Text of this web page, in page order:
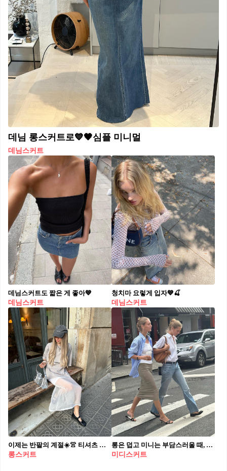
데님 롱스커트로💙🖤심플 미니멀
데님스커트
데님스커트도 짧은 게 좋아💙
데님스커트
청치마 요렇게 입자💙🍒
데님스커트
이제는 반팔의 계절☀️👚 티셔츠 확 살려줄 스커트 코디 비법 전수 받으실래요? 다른 소재의 롱 스커트 코디법 3가지를 참고하여 스타일을 완성하세요. 1. 레이스 스커트와 티셔츠 여성미 가득한 레이스 롱스커트는 단독으로 입기엔 다소 부담스러울 수 있습니다. 이럴 땐 무지티나 그래픽 티셔츠처럼 캐주얼한 상의를 매치해 트렌디하면서 여성스러운 분위기를 연출할 수 있습니다. 2. 새틴 스커트와 티셔츠 광택감이 돋보이는 새틴 스커트는 기본 티셔츠와 매치하여 세련된 오피스 룩을 연출할 수 있습니다. 상하의 모두 화이트로 통일하면 청순하고 깨끗한 이미지를, 블랙은 시크한 분위기를 연출할 수 있습니다. 3. 데님 스커트와 티셔츠 미니멀한 스타일을 좋아한다면 클래식한 아이템인 데님 스커트와 티셔츠를 매치해 누구나 쉽게 시도해 볼 수 있는 청량하고 깔끔한 데일리룩을 완성시킬 수 있습니다. 사진: 2 - 3. Linda Pötzl @lindapoetzl, 4. lizzie whatley @lizziehindshaw
롱스커트
롱은 덥고 미니는 부담스러울 때, 스타일과 실용성 모두 챙긴 미디스커트로 갈아타보세요🩵
미디스커트